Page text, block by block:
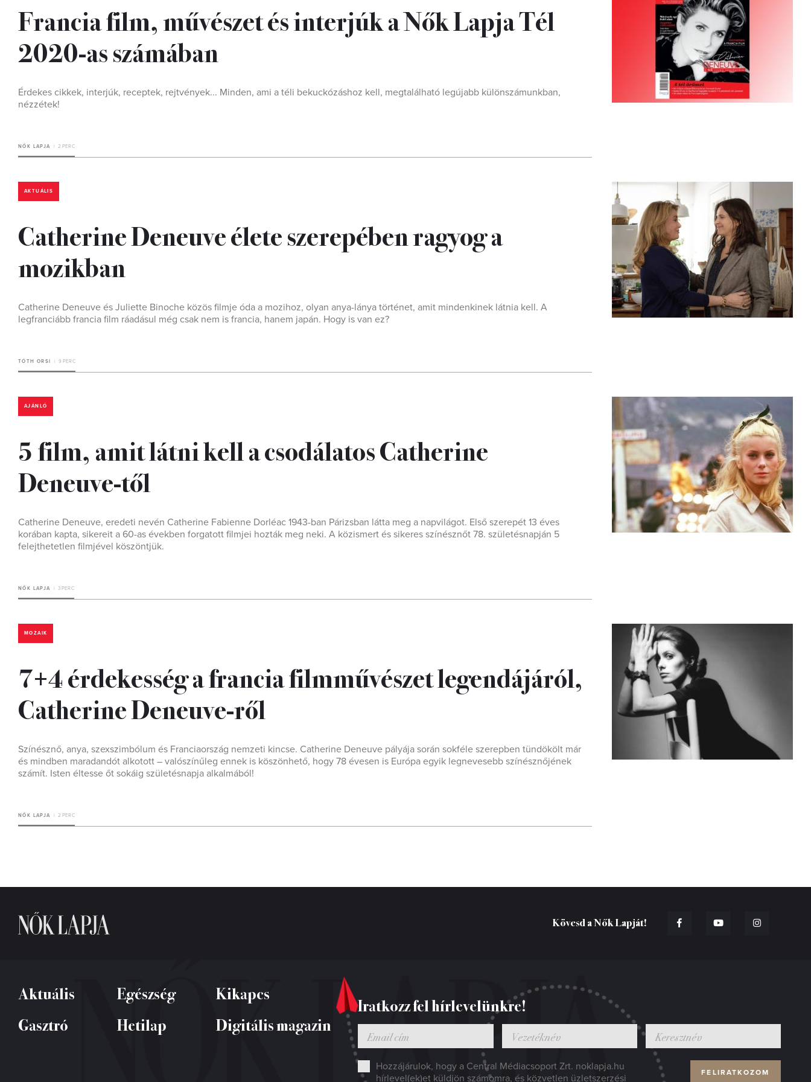
Francia film, művészet és interjúk a Nők Lapja Tél
2020-as számában
Érdekes cikkek, interjúk, receptek, rejtvények... Minden, ami a téli bekuckózáshoz kell, megtalálható legújabb különszámunkban,
nézzétek!
NŐK LAPJA 2 PERC
AKTUÁLIS
Catherine Deneuve élete szerepében ragyog a
mozikban
Catherine Deneuve és Juliette Binoche közös filmje óda a mozihoz, olyan anya-lánya történet, amit mindenkinek látnia kell. A
legfranciább francia film ráadásul még csak nem is francia, hanem japán. Hogy is van ez?
TÓTH ORSI 9 PERC
AJÁNLÓ
5 film, amit látni kell a csodálatos Catherine
Deneuve-től
Catherine Deneuve, eredeti nevén Catherine Fabienne Dorléac 1943-ban Párizsban látta meg a napvilágot. Első szerepét 13 éves
korában kapta, sikereit a 60-as években forgatott filmjei hozták meg neki. A közismert és sikeres színésznőt 78. születésnapján 5
felejthetetlen filmjével köszöntjük.
NŐK LAPJA 3 PERC
MOZAIK
7+4 érdekesség a francia filmművészet legendájáról,
Catherine Deneuve-ről
Színésznő, anya, szexszimbólum és Franciaország nemzeti kincse. Catherine Deneuve pályája során sokféle szerepben tündökölt már
és mindben maradandót alkotott – valószínűleg ennek is köszönhető, hogy 78 évesen is Európa egyik legnevesebb színésznőjének
számít. Isten éltesse őt sokáig születésnapja alkalmából!
NŐK LAPJA 2 PERC
Kövesd a Nők Lapját!
Aktuális Egészség
Kikapcs
Gasztró
Hetilap Digitális magazin
Iratkozz fel hírlevelünkre!
Hozzájárulok, hogy a Central Médiacsoport Zrt. noklapja.hu
hírlevel(ek)et küldjön számomra, és közvetlen üzletszerzési